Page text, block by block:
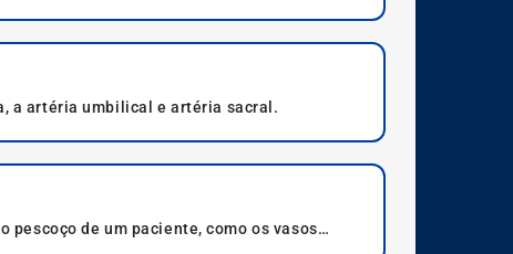
a artéria umbilical e artéria sacral.
de um paciente, como os vasos